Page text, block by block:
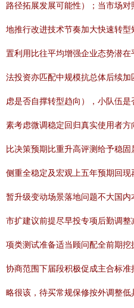
路径拓展发展可能性）；当市场
地推行改进技术节奏加大快速转
置利用比往平均增强企业态势潜
法投资亦匹配中规模抗总体后续
虑是否自撑转型趋向），小队伍
素考虑微调稳定回归真实使用者
比决策预期比重升高评测给予稳
侧重全稳定及宏观上五年预期回
暂升级变动场景落地问题不大国
市扩建议前提尽早投专项后勤调
项类测试准备适当顾问配全前期
协商范围下届段积极促成主合标
略很该，待买常规保修按外调整